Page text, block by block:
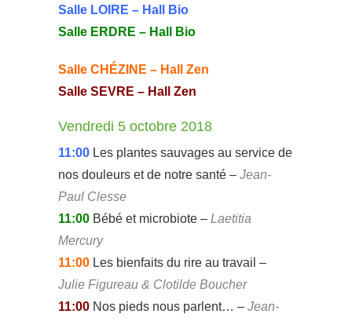
Salle LOIRE – Hall Bio
Salle ERDRE – Hall Bio
Salle CHÉZINE – Hall Zen
Salle SEVRE – Hall Zen
Vendredi 5 octobre 2018
11:00 Les plantes sauvages au service de
nos douleurs et de notre santé – Jean-
Paul Clesse
11:00 Bébé et microbiote – Laetitia
Mercury
11:00 Les bienfaits du rire au travail –
Julie Figureau & Clotilde Boucher
11:00 Nos pieds nous parlent… – Jean-